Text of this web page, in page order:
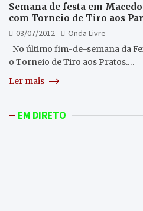
Semana de festa em
com Torneio de Tiro aos
03/07/2012
Onda Livre
No último fim-de-semana da
o Torneio de Tiro aos Pratos.…
Ler mais
EM DIRETO